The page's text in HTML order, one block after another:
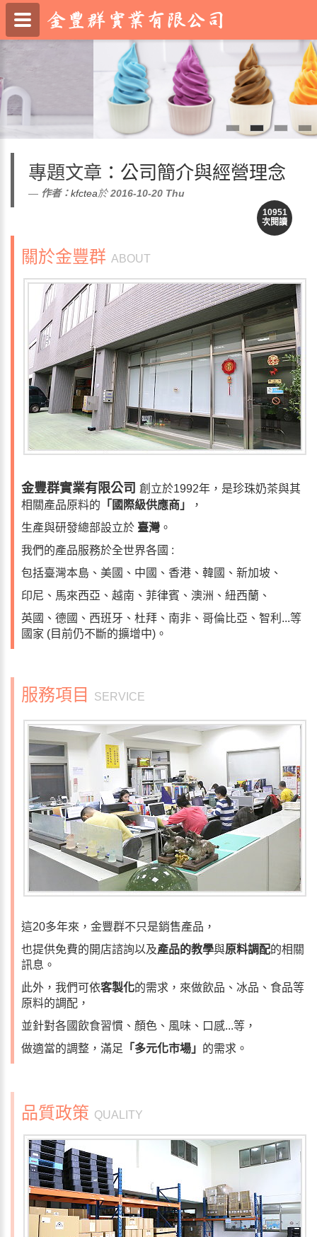
專題文章 ：公司簡介與經營理念
作者：kfctea於2016-10-20 Thu
10951
次閱讀
關於金豐群 ABOUT
金豐群實業有限公司 創立於1992年，是珍珠奶茶與其
相關產品原料的 「國際級供應商」
，
生產與研發總部設立於 臺灣 。
我們的產品服務於全世界各國 :
包括臺灣本島、美國、中國、香港、韓國、新加坡、
印尼、馬來西亞、越南、菲律賓、澳洲 、紐西蘭、
英國、德國、西班牙、杜拜、南非、哥倫比亞、智利...等
國家 (目前仍不斷的擴增中)。
服務項目 SERVICE
這20多年來，金豐群不只是銷售產品，
也提供免費的開店諮詢以及產品的教學與原料調配的相關
訊息。
此外，我們可依客製化的需求，來做飲品、冰品、食品等
原料的調配，
並針對各國飲食習慣、顏色、風味、口感...等，
做適當的調整，滿足
「多元化市場」 的需求。
品質政策 QUALITY